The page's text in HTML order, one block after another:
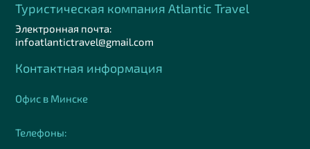
Туристическая компания Аtlantic Travel
Электронная почта:
infoatlantictravel@gmail.com
Контактная информация
Офис в Минске
Телефоны: